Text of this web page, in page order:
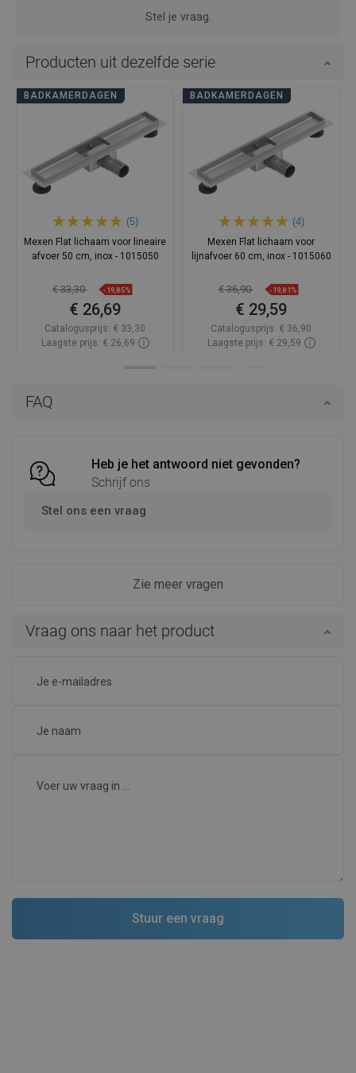
FAQ
Heb je het antwoord niet gevonden?
Schrijf ons
Stel ons een vraag
Zie meer vragen
Stel je vraag.
Vraag ons naar het product
Producten uit dezelfde serie
BADKAMERDAGEN
(5)
Mexen Flat lichaam voor lineaire
afvoer 50 cm, inox - 1015050
€ 33,30 -19,85%
€ 26,69
Catalogusprijs: € 33,30
Laagste prijs: € 26,69
BADKAMERDAGEN
(4)
Mexen Flat lichaam voor
lijnafvoer 60 cm, inox - 1015060
€ 36,90 -19,81%
€ 29,59
Catalogusprijs: € 36,90
Laagste prijs: € 29,59